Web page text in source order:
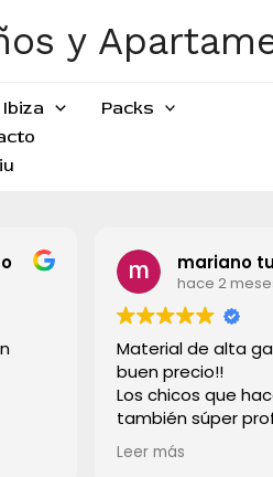
y
Packs
mariano
hace 2
Material de alta
buen precio!!
Los chicos que
también súper
rápido e súper
recomiendo a
Leer más